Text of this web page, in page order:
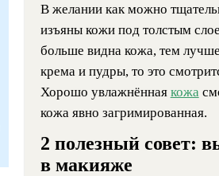
В желании как можно
изъяны кожи под толстым
больше видна кожа, тем
крема и пудры, то это
Хорошо увлажнённая кожа
кожа явно загримированная.
2 полезный совет:
в макияже